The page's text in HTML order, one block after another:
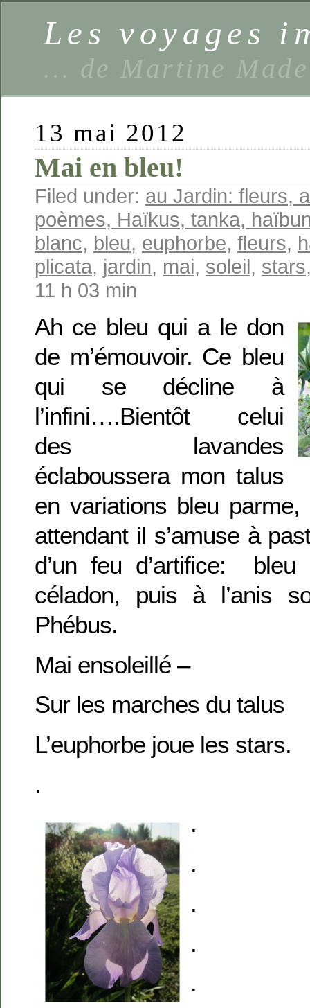
Les voyages
… de Martine
13 mai 2012
Mai en bleu!
Filed under: au Jardin: fleurs,
poèmes, Haïkus, tanka,
blanc, bleu, euphorbe, fleurs,
plicata, jardin, mai, soleil, stars
11 h 03 min
Ah ce bleu qui a le don
de m’émouvoir. Ce bleu
qui se décline à
l’infini….Bientôt celui
des lavandes
éclaboussera mon talus
en variations bleu
attendant il s’amuse à
d’un feu d’artifice:
céladon, puis à l’anis
Phébus.
Mai ensoleillé –
Sur les marches du talus
L’euphorbe joue les stars.
.
.
.
.
.
.